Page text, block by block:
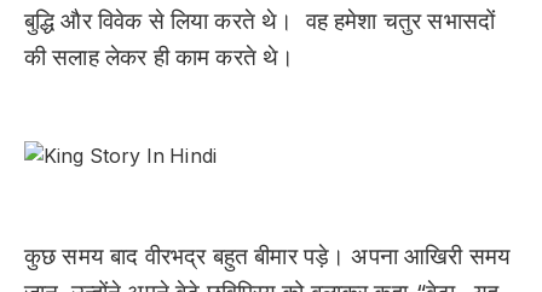
बुद्धि और विवेक से लिया करते थे। वह हमेशा चतुर सभासदों
की सलाह लेकर ही काम करते थे।
कुछ समय बाद वीरभद्र बहुत बीमार पड़े। अपना आखिरी समय